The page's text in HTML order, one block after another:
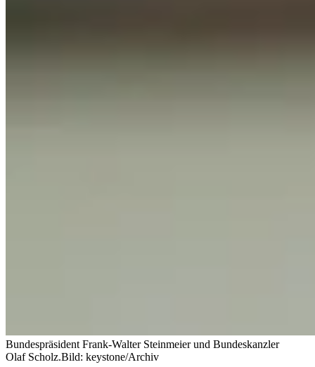
Bundespräsident Frank-Walter Steinmeier und Bundeskanzler
Olaf Scholz.Bild: keystone/Archiv